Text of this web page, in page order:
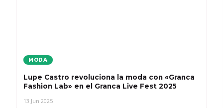
MODA
Lupe Castro revoluciona la moda con «Granca
Fashion Lab» en el Granca Live Fest 2025
13 Jun 2025